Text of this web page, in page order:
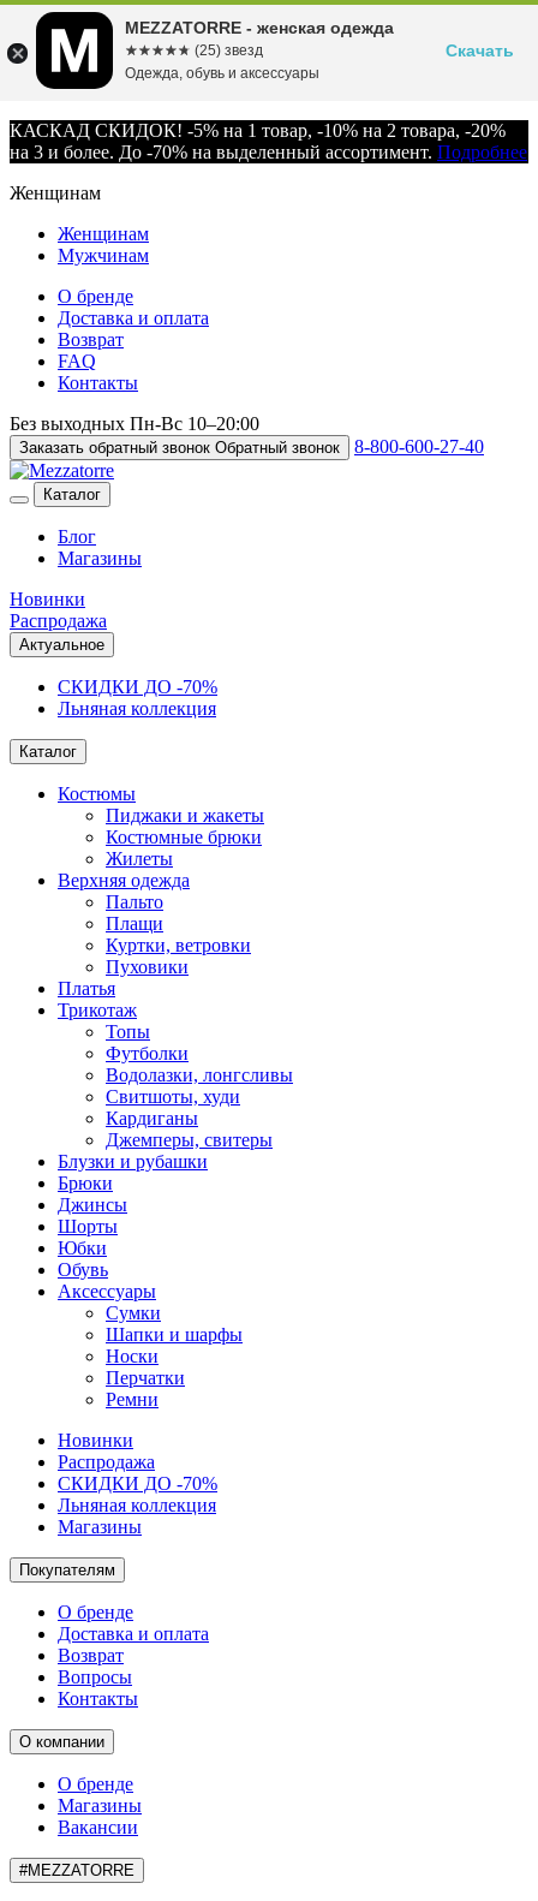
КАСКАД СКИДОК! -5% на 1 товар, -10% на 2 товара, -20%
на 3 и более. До -70% на выделенный ассортимент. Подробнее
Женщинам
Женщинам
Мужчинам
О бренде
Доставка и оплата
Возврат
FAQ
Контакты
Без выходных Пн-Вс 10–20:00
Заказать обратный звонок Обратный звонок 8-800-600-27-40
Каталог
Блог
Магазины
Новинки
Распродажа
Актуальное
СКИДКИ ДО -70%
Льняная коллекция
Каталог
Костюмы
Пиджаки и жакеты
Костюмные брюки
Жилеты
Верхняя одежда
Пальто
Плащи
Куртки, ветровки
Пуховики
Платья
Трикотаж
Топы
Футболки
Водолазки, лонгсливы
Свитшоты, худи
Кардиганы
Джемперы, свитеры
Блузки и рубашки
Брюки
Джинсы
Шорты
Юбки
Обувь
Аксессуары
Сумки
Шапки и шарфы
Носки
Перчатки
Ремни
Новинки
Распродажа
СКИДКИ ДО -70%
Льняная коллекция
Магазины
Покупателям
О бренде
Доставка и оплата
Возврат
Вопросы
Контакты
О компании
О бренде
Магазины
Вакансии
#MEZZATORRE
MEZZATORRE - женская одежда
☆☆☆☆☆
★★★★★ (25) звезд
Одежда, обувь и аксессуары
Скачать